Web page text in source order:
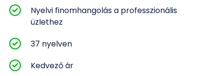
Nyelvi finomhangolás a professzionális
üzlethez
37 nyelven
Kedvező ár